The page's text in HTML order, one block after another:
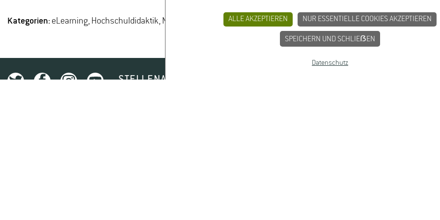
Kategorien: eLearning, Hochschuldidaktik, Nachrichten
STELLENAUSSCHREIBUNGEN
ALLE AKZEPTIEREN NUR ESSENTIELLE COOKIES AKZEPTIEREN
SPEICHERN UND SCHLIEẞEN
Datenschutz